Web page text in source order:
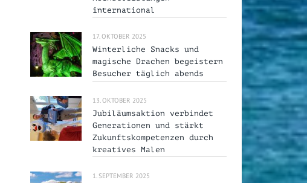
international
17. OKTOBER 2025
Winterliche Snacks und
magische Drachen begeistern
Besucher täglich abends
13. OKTOBER 2025
Jubiläumsaktion verbindet
Generationen und stärkt
Zukunftskompetenzen durch
kreatives Malen
1. SEPTEMBER 2025